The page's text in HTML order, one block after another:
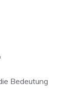
Bedeutung